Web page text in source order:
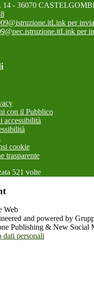
- 36070
Link per
Link per
con il Pubblico
accessibilità
cookie
trasparente
521 volte
and powered by
Publishing & New Social
dati personali